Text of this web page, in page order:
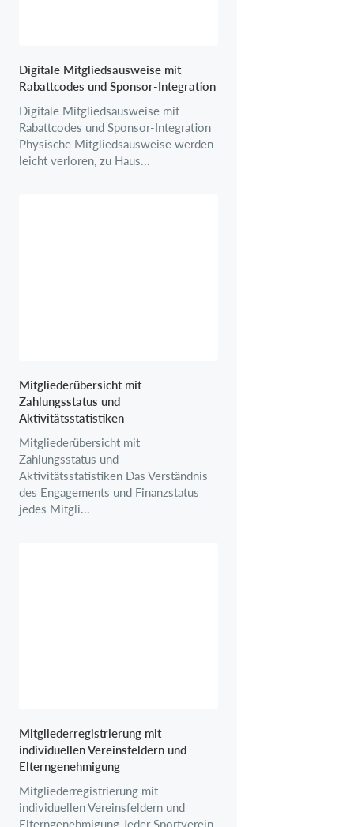
Digitale Mitgliedsausweise mit
Rabattcodes und Sponsor-Integration
Digitale Mitgliedsausweise mit
Rabattcodes und Sponsor-Integration
Physische Mitgliedsausweise werden
leicht verloren, zu Haus...
Mitgliederübersicht mit
Zahlungsstatus und
Aktivitätsstatistiken
Mitgliederübersicht mit
Zahlungsstatus und
Aktivitätsstatistiken Das Verständnis
des Engagements und Finanzstatus
jedes Mitgli...
Mitgliederregistrierung mit
individuellen Vereinsfeldern und
Elterngenehmigung
Mitgliederregistrierung mit
individuellen Vereinsfeldern und
Elterngenehmigung Jeder Sportverein